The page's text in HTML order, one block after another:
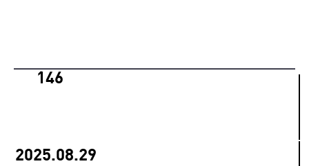
2025.08.29
146